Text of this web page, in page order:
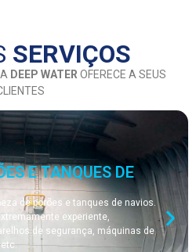
SERVIÇOS
DEEP WATER OFERECE A SEUS
E TANQUES DE
de porões e tanques de navios.
experiente,
de segurança, máquinas de